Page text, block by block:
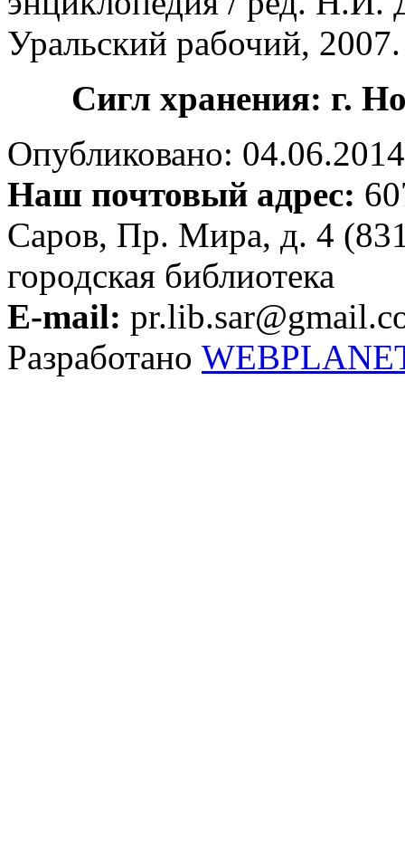
Уральский рабочий,
Сигл хранения: г.
Опубликовано:
Наш почтовый адрес:
Саров, Пр. Мира, д. 4
городская библиотека
E-mail:
Разработано